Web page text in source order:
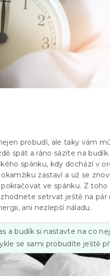
probudí, ale taky vám
spát a ráno sázíte na
spánku, kdy dochází v
zastaví a už se
ve spánku. Z
setrvat ještě na
ani nezlepší náladu.
a budík si nastavte na co
se sami probudíte ještě